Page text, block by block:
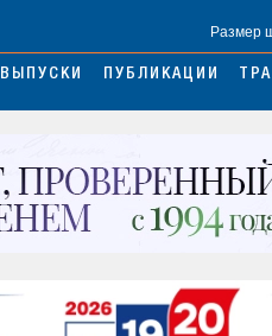
Размер
ВЫПУСКИ ПУБЛИКАЦИИ